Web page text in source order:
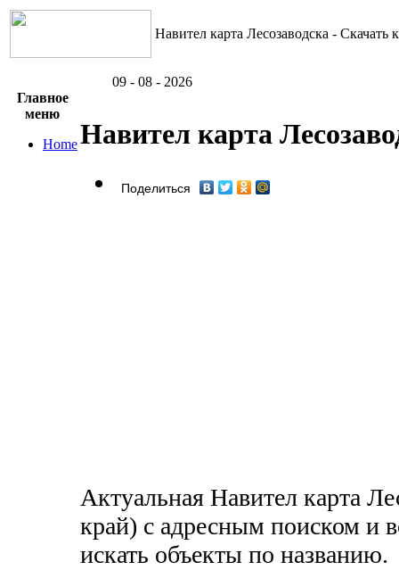
Навител карта Лесозаводска - Скачать
09 - 08 - 2026
Главное
меню
HomeНавител карта
Поделиться
Актуальная Навител карта
край) с адресным поиском и
искать объекты по названию.